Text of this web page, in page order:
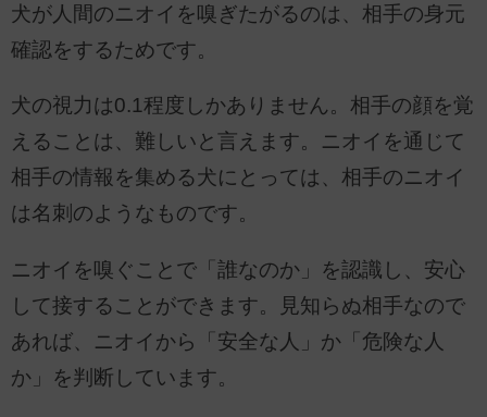
犬が人間のニオイを嗅ぎたがるのは、相手の身元
確認をするためです。
犬の視力は0.1程度しかありません。相手の顔を覚
えることは、難しいと言えます。ニオイを通じて
相手の情報を集める犬にとっては、相手のニオイ
は名刺のようなものです。
ニオイを嗅ぐことで「誰なのか」を認識し、安心
して接することができます。見知らぬ相手なので
あれば、ニオイから「安全な人」か「危険な人
か」を判断しています。